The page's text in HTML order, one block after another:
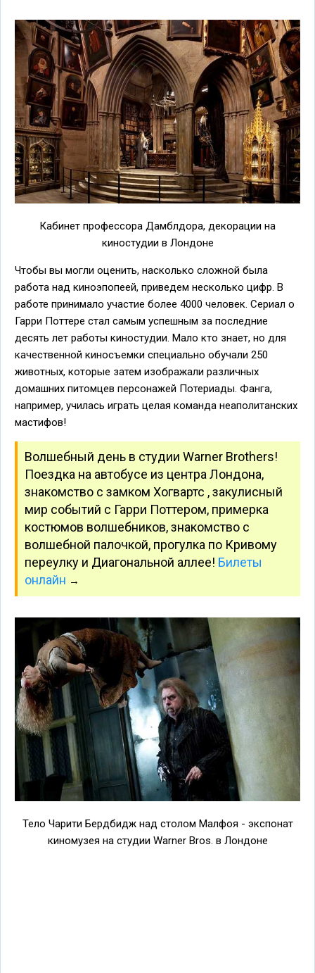
Кабинет профессора Дамблдора, декорации на
киностудии в Лондоне
Чтобы вы могли оценить, насколько сложной была
работа над киноэпопеей, приведем несколько цифр. В
работе принимало участие более 4000 человек. Сериал о
Гарри Поттере стал самым успешным за последние
десять лет работы киностудии. Мало кто знает, но для
качественной киносъемки специально обучали 250
животных, которые затем изображали различных
домашних питомцев персонажей Потериады. Фанга,
например, училась играть целая команда неаполитанских
мастифов!
Волшебный день в студии Warner Brothers!
Поездка на автобусе из центра Лондона,
знакомство с замком Хогвартс , закулисный
мир событий с Гарри Поттером, примерка
костюмов волшебников, знакомство с
волшебной палочкой, прогулка по Кривому
переулку и Диагональной аллее! Билеты
онлайн →
Тело Чарити Бердбидж над столом Малфоя - экспонат
киномузея на студии Warner Bros. в Лондоне